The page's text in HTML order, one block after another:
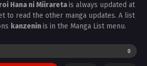
Hana ni Miiraretais always updated at
to read the other manga updates. A list
kanzeninis in the Manga List menu.